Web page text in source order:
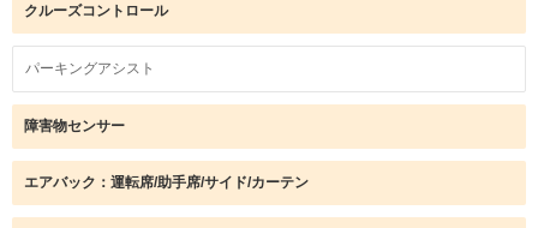
クルーズコントロール
パーキングアシスト
障害物センサー
エアバック：運転席/助手席/サイド/カーテン